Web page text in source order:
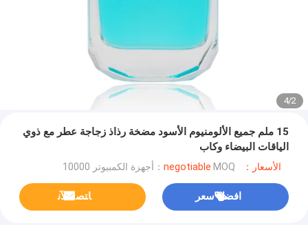
2
/
4
15 ملم جميع الألومنيوم الأسود مضخة رذاذ زجاجة عطر مع ذوي
الياقات البيضاء وكاب
الأسعار：negotiable MOQ：أجهزة الكمبيوتر 10000
افضل سعر ﺎﺘﺼﻟ ﺍﻶﻧ